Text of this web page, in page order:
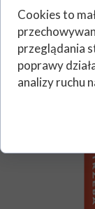
źródeł
Cookies to
przeglądania
poprawy
analizy ruchu